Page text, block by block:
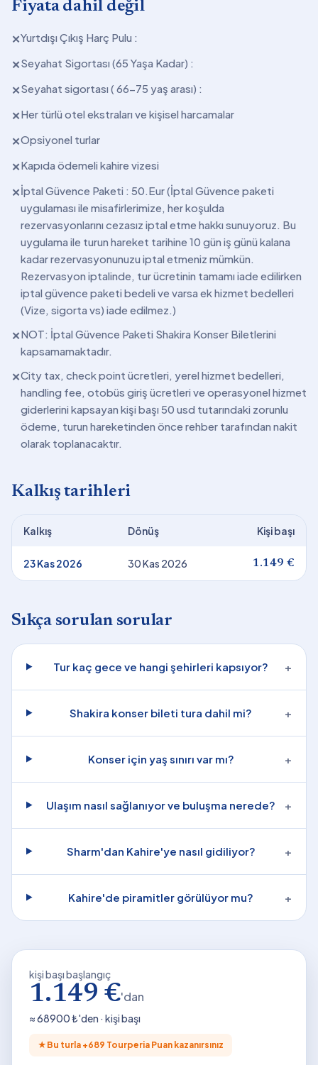
Fiyata dahil değil
✕Yurtdışı Çıkış Harç Pulu :
✕Seyahat Sigortası (65 Yaşa Kadar) :
✕Seyahat sigortası ( 66-75 yaş arası) :
✕Her türlü otel ekstraları ve kişisel harcamalar
✕Opsiyonel turlar
✕Kapıda ödemeli kahire vizesi
✕İptal Güvence Paketi : 50.Eur (İptal Güvence paketi
uygulaması ile misafirlerimize, her koşulda
rezervasyonlarını cezasız iptal etme hakkı sunuyoruz. Bu
uygulama ile turun hareket tarihine 10 gün iş günü kalana
kadar rezervasyonunuzu iptal etmeniz mümkün.
Rezervasyon iptalinde, tur ücretinin tamamı iade edilirken
iptal güvence paketi bedeli ve varsa ek hizmet bedelleri
(Vize, sigorta vs) iade edilmez.)
✕NOT: İptal Güvence Paketi Shakira Konser Biletlerini
kapsamamaktadır.
✕City tax, check point ücretleri, yerel hizmet bedelleri,
handling fee, otobüs giriş ücretleri ve operasyonel hizmet
giderlerini kapsayan kişi başı 50 usd tutarındaki zorunlu
ödeme, turun hareketinden önce rehber tarafından nakit
olarak toplanacaktır.
Kalkış tarihleri
Kalkış Dönüş Kişi başı
23 Kas 2026 30 Kas 2026 1.149 €
Sıkça sorulan sorular
Tur kaç gece ve hangi şehirleri kapsıyor? +
Shakira konser bileti tura dahil mi? +
Konser için yaş sınırı var mı? +
Ulaşım nasıl sağlanıyor ve buluşma nerede? +
Sharm'dan Kahire'ye nasıl gidiliyor? +
Kahire'de piramitler görülüyor mu? +
kişi başı başlangıç
1.149 €'dan
≈68900₺'den · kişi başı
★ Bu turla +689 Tourperia Puan kazanırsınız